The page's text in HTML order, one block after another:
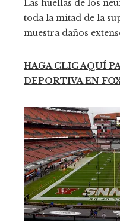
Las huellas de los
toda la mitad de la
muestra daños
HAGA CLIC AQUÍ
DEPORTIVA EN